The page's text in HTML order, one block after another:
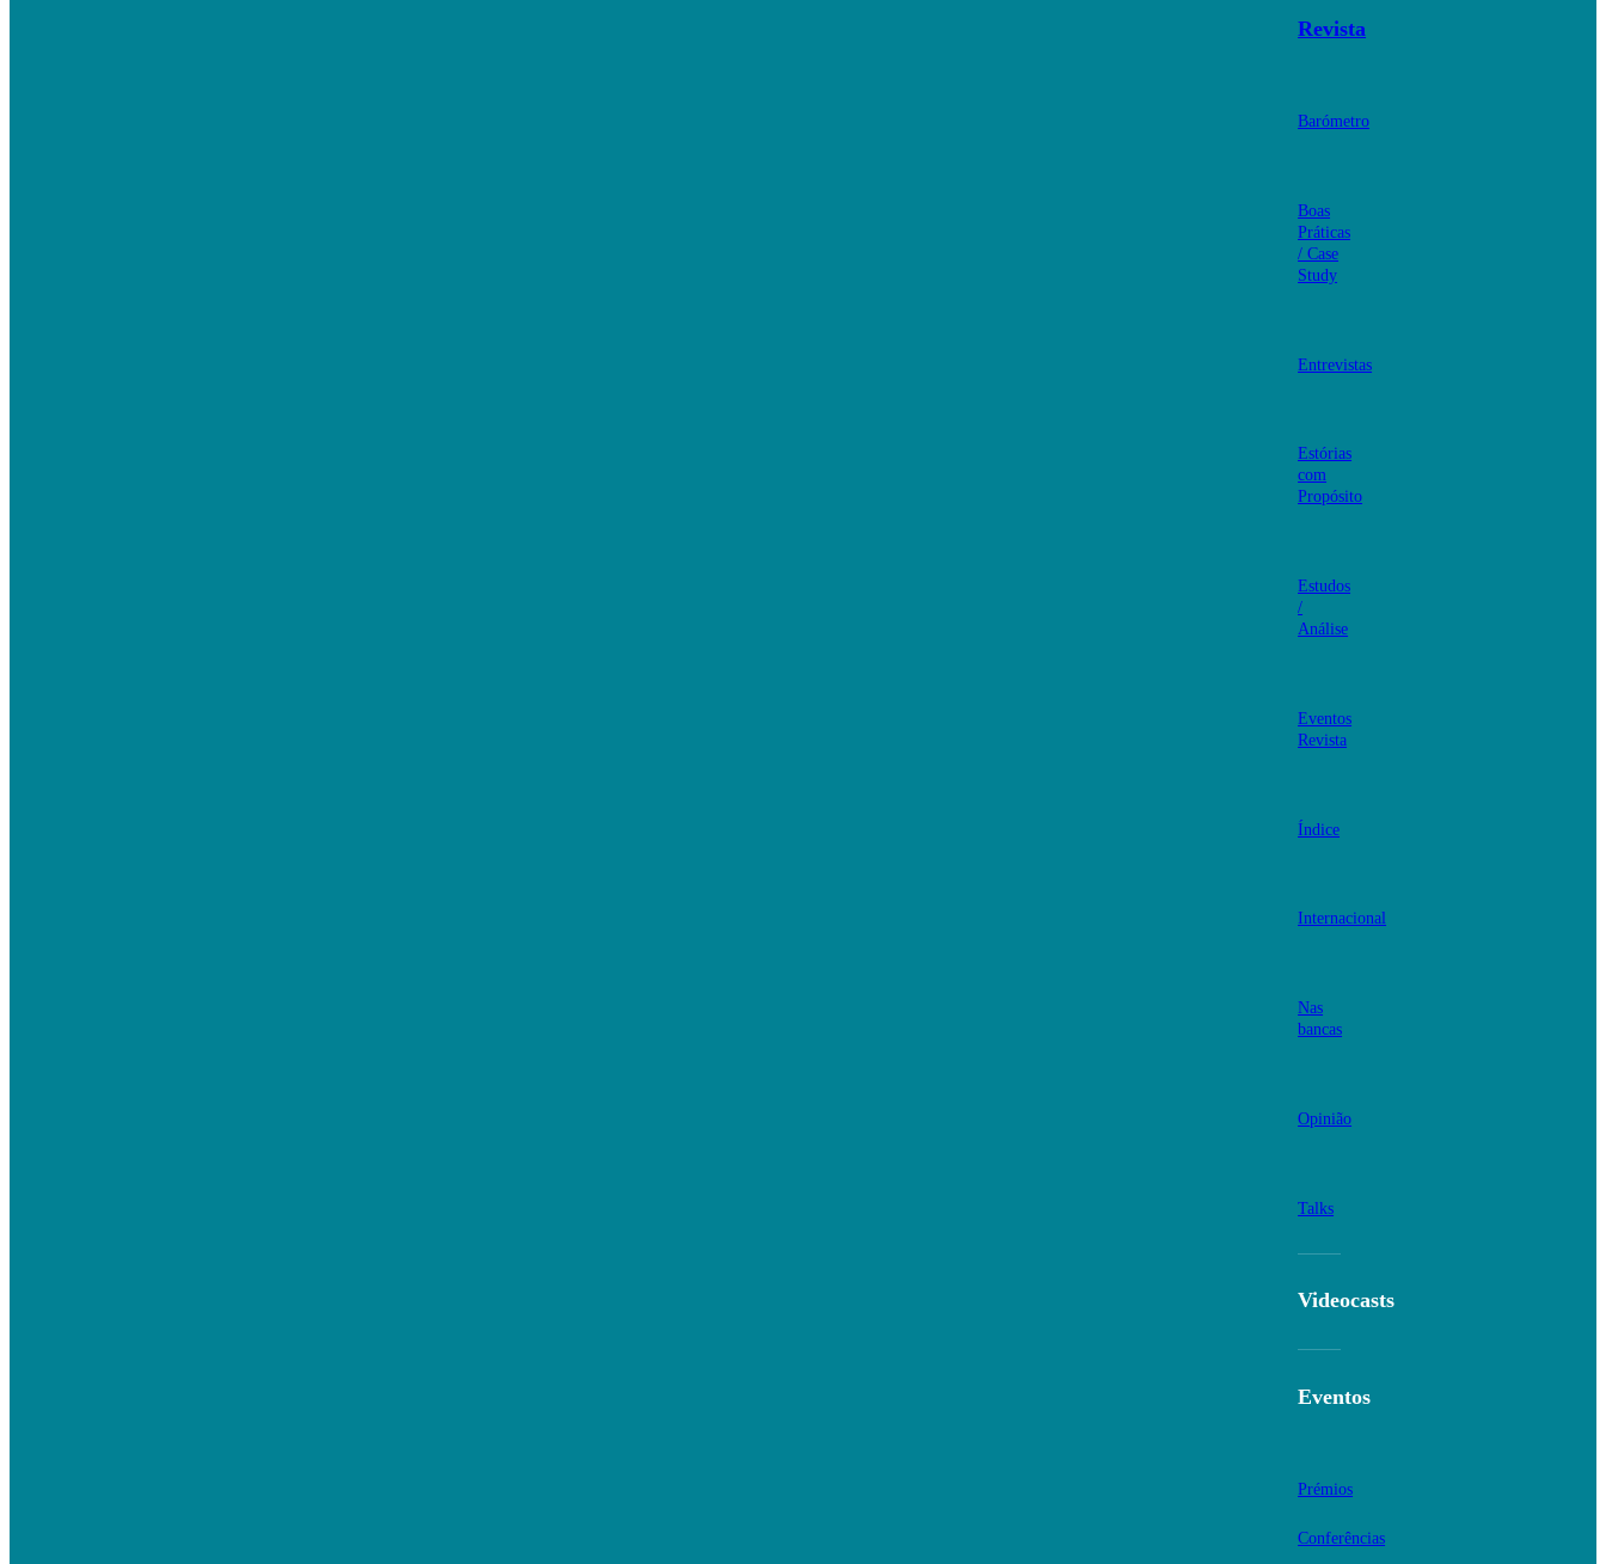
Revista
Barómetro
Boas
Práticas
/ Case
Study
Entrevistas
Estórias
com
Propósito
Estudos
/
Análise
Eventos
Revista
Índice
Internacional
Nas
bancas
Opinião
Talks
Videocasts
Eventos
Prémios
Conferências